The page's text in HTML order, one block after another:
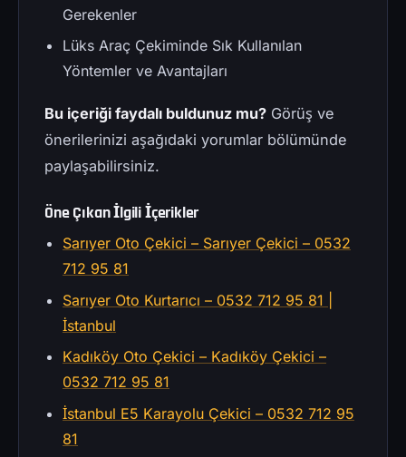
Gerekenler
Lüks Araç Çekiminde Sık Kullanılan
Yöntemler ve Avantajları
Bu içeriği faydalı buldunuz mu? Görüş ve
önerilerinizi aşağıdaki yorumlar bölümünde
paylaşabilirsiniz.
Öne Çıkan İlgili İçerikler
Sarıyer Oto Çekici – Sarıyer Çekici – 0532
712 95 81
Sarıyer Oto Kurtarıcı – 0532 712 95 81 |
İstanbul
Kadıköy Oto Çekici – Kadıköy Çekici –
0532 712 95 81
İstanbul E5 Karayolu Çekici – 0532 712 95
81